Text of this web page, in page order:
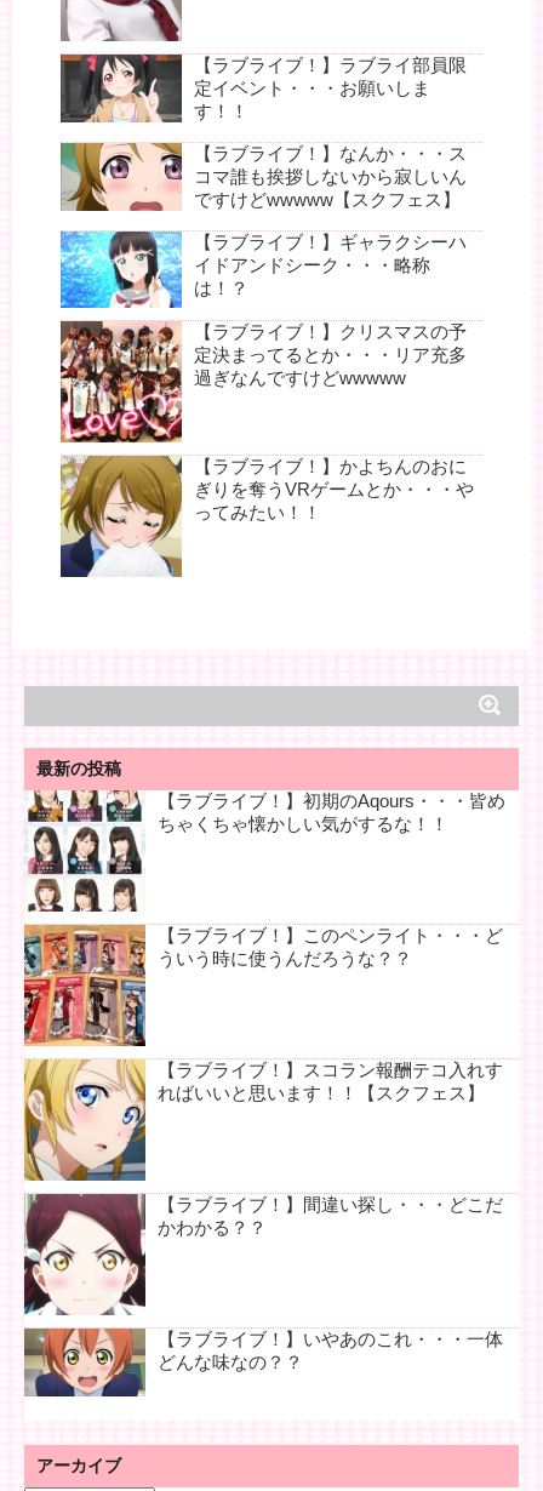
【ラブライブ！】ラブライ部員限
定イベント・・・お願いしま
す！！
【ラブライブ！】なんか・・・ス
コマ誰も挨拶しないから寂しいん
ですけどwwwww【スクフェス】
【ラブライブ！】ギャラクシーハ
イドアンドシーク・・・略称
は！？
【ラブライブ！】クリスマスの予
定決まってるとか・・・リア充多
過ぎなんですけどwwwww
【ラブライブ！】かよちんのおに
ぎりを奪うVRゲームとか・・・や
ってみたい！！
最新の投稿
【ラブライブ！】初期のAqours・・・皆め
ちゃくちゃ懐かしい気がするな！！
【ラブライブ！】このペンライト・・・ど
ういう時に使うんだろうな？？
【ラブライブ！】スコラン報酬テコ入れす
ればいいと思います！！【スクフェス】
【ラブライブ！】間違い探し・・・どこだ
かわかる？？
【ラブライブ！】いやあのこれ・・・一体
どんな味なの？？
アーカイブ